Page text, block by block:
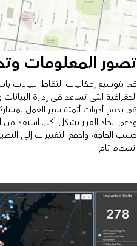
تصور المعلومات
قم بتوسيع إمكانيات التقاط البيانات
الجغرافية التي تساعد في إدارة
قم بدمج أدوات أتمتة سير العمل
ودعم اتخاذ القرار بشكل أكبر. استفد
حسب الحاجة، وادفع التغييرات إلى
انسجام تام.